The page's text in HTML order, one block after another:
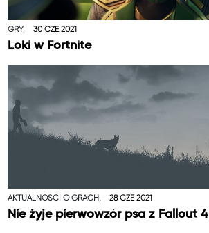
GRY, 30 CZE 2021
Loki w Fortnite
AKTUALNOŚCI O GRACH, 28 CZE 2021
Nie żyje pierwowzór psa z Fallout 4